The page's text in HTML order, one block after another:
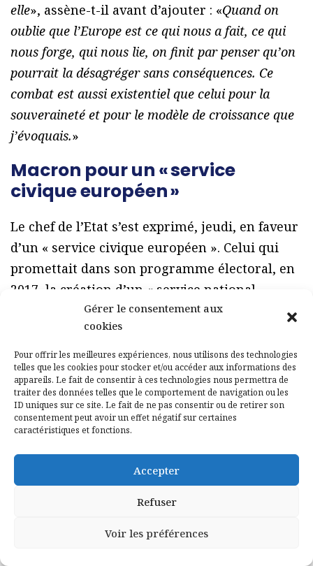
Gérer le consentement aux
cookies
Pour offrir les meilleures expériences, nous utilisons des technologies
telles que les cookies pour stocker et/ou accéder aux informations des
appareils. Le fait de consentir à ces technologies nous permettra de
traiter des données telles que le comportement de navigation ou les
ID uniques sur ce site. Le fait de ne pas consentir ou de retirer son
consentement peut avoir un effet négatif sur certaines
caractéristiques et fonctions.
Accepter
Refuser
Voir les préférences
elle», assène-t-il avant d’ajouter : «Quand on
oublie que l’Europe est ce qui nous a fait, ce qui
nous forge, qui nous lie, on finit par penser qu’on
pourrait la désagréger sans conséquences. Ce
combat est aussi existentiel que celui pour la
souveraineté et pour le modèle de croissance que
j’évoquais.»
Macron pour un « service
civique européen »
Le chef de l’Etat s’est exprimé, jeudi, en faveur
d’un « service civique européen ». Celui qui
promettait dans son programme électoral, en
2017, la création d’un « service national
universel » propose de réfléchir à un
équivalent européen qui concernerait les
moins de 25 ans pour une durée de six mois.
Patricia MAILLÉ-CAIRE
[(
Un logo et une pièce